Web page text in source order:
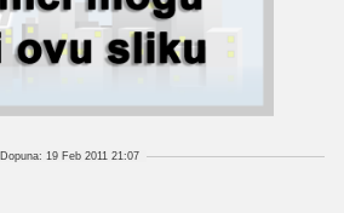
Dopuna: 19 Feb 2011 21:07